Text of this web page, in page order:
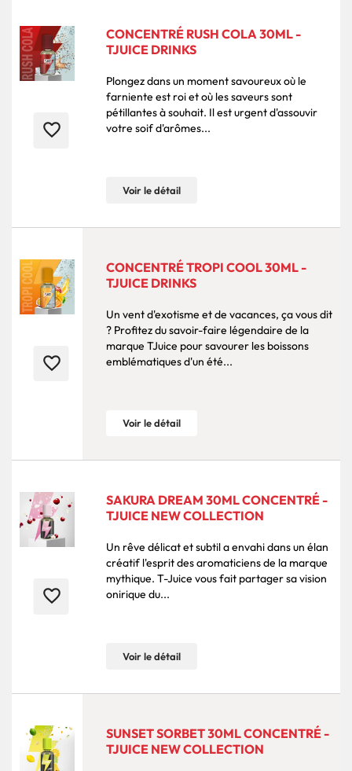
favorite_border
CONCENTRÉ RUSH COLA 30ML -
TJUICE DRINKS
Plongez dans un moment savoureux où le
farniente est roi et où les saveurs sont
pétillantes à souhait. Il est urgent d'assouvir
votre soif d'arômes...
Voir le détail
favorite_border
CONCENTRÉ TROPI COOL 30ML -
TJUICE DRINKS
Un vent d'exotisme et de vacances, ça vous dit
? Profitez du savoir-faire légendaire de la
marque TJuice pour savourer les boissons
emblématiques d'un été...
Voir le détail
favorite_border
SAKURA DREAM 30ML CONCENTRÉ -
TJUICE NEW COLLECTION
Un rêve délicat et subtil a envahi dans un élan
créatif l'esprit des aromaticiens de la marque
mythique. T-Juice vous fait partager sa vision
onirique du...
Voir le détail
SUNSET SORBET 30ML CONCENTRÉ -
TJUICE NEW COLLECTION